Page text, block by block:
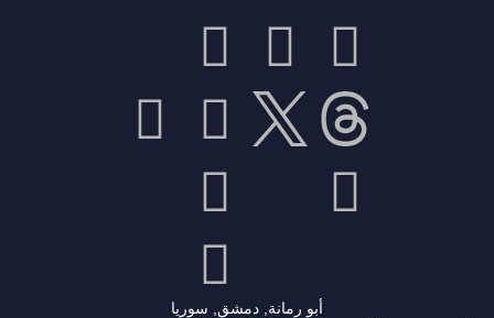
أبو رمانة, دمشق, سوريا